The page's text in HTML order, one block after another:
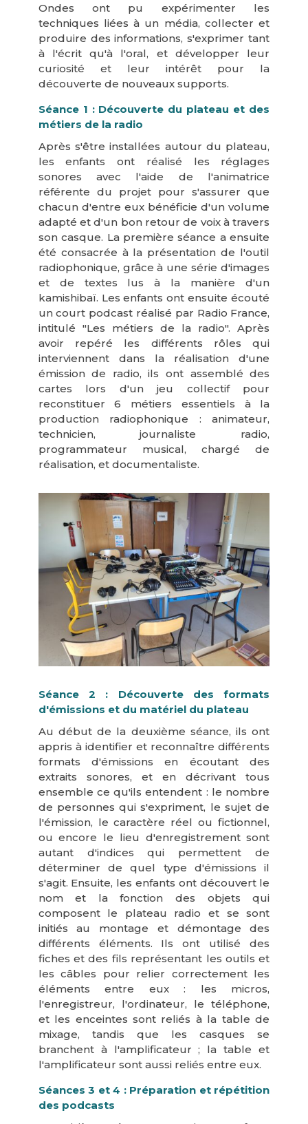
Ondes ont pu expérimenter les
techniques liées à un média, collecter et
produire des informations, s'exprimer tant
à l'écrit qu'à l'oral, et développer leur
curiosité et leur intérêt pour la
découverte de nouveaux supports.
Séance 1 : Découverte du plateau et des
métiers de la radio
Après s'être installées autour du plateau,
les enfants ont réalisé les réglages
sonores avec l'aide de l'animatrice
référente du projet pour s'assurer que
chacun d'entre eux bénéficie d'un volume
adapté et d'un bon retour de voix à travers
son casque. La première séance a ensuite
été consacrée à la présentation de l'outil
radiophonique, grâce à une série d'images
et de textes lus à la manière d'un
kamishibaï. Les enfants ont ensuite écouté
un court podcast réalisé par Radio France,
intitulé "Les métiers de la radio". Après
avoir repéré les différents rôles qui
interviennent dans la réalisation d'une
émission de radio, ils ont assemblé des
cartes lors d'un jeu collectif pour
reconstituer 6 métiers essentiels à la
production radiophonique : animateur,
technicien, journaliste radio,
programmateur musical, chargé de
réalisation, et documentaliste.
Séance 2 : Découverte des formats
d'émissions et du matériel du plateau
Au début de la deuxième séance, ils ont
appris à identifier et reconnaître différents
formats d'émissions en écoutant des
extraits sonores, et en décrivant tous
ensemble ce qu'ils entendent : le nombre
de personnes qui s'expriment, le sujet de
l'émission, le caractère réel ou fictionnel,
ou encore le lieu d'enregistrement sont
autant d'indices qui permettent de
déterminer de quel type d'émissions il
s'agit. Ensuite, les enfants ont découvert le
nom et la fonction des objets qui
composent le plateau radio et se sont
initiés au montage et démontage des
différents éléments. Ils ont utilisé des
fiches et des fils représentant les outils et
les câbles pour relier correctement les
éléments entre eux : les micros,
l'enregistreur, l'ordinateur, le téléphone,
et les enceintes sont reliés à la table de
mixage, tandis que les casques se
branchent à l'amplificateur ; la table et
l'amplificateur sont aussi reliés entre eux.
Séances 3 et 4 : Préparation et répétition
des podcasts